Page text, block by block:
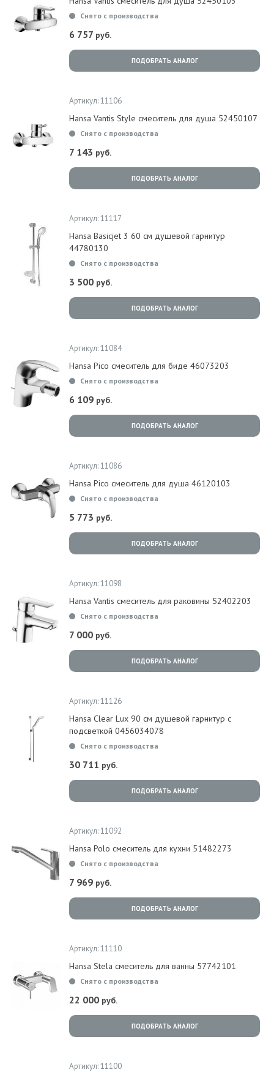
Снято с производства
6 757 руб.
ПОДОБРАТЬ АНАЛОГ
Артикул: 11106
Hansa Vantis Style смеситель для душа 52450107
Снято с производства
7 143 руб.
ПОДОБРАТЬ АНАЛОГ
Артикул: 11117
Hansa Basicjet 3 60 см душевой гарнитур
44780130
Снято с производства
3 500 руб.
ПОДОБРАТЬ АНАЛОГ
Артикул: 11084
Hansa Pico смеситель для биде 46073203
Снято с производства
6 109 руб.
ПОДОБРАТЬ АНАЛОГ
Артикул: 11086
Hansa Pico смеситель для душа 46120103
Снято с производства
5 773 руб.
ПОДОБРАТЬ АНАЛОГ
Артикул: 11098
Hansa Vantis смеситель для раковины 52402203
Снято с производства
7 000 руб.
ПОДОБРАТЬ АНАЛОГ
Артикул: 11126
Hansa Clear Lux 90 см душевой гарнитур с
подсветкой 0456034078
Снято с производства
30 711 руб.
ПОДОБРАТЬ АНАЛОГ
Артикул: 11092
Hansa Polo смеситель для кухни 51482273
Снято с производства
7 969 руб.
ПОДОБРАТЬ АНАЛОГ
Артикул: 11110
Hansa Stela смеситель для ванны 57742101
Снято с производства
22 000 руб.
ПОДОБРАТЬ АНАЛОГ
Артикул: 11100